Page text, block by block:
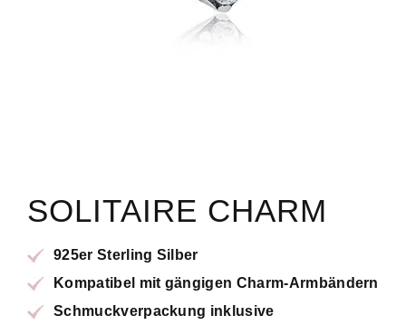
SOLITAIRE CHARM
925er Sterling Silber
Kompatibel mit gängigen Charm-Armbändern
Schmuckverpackung inklusive